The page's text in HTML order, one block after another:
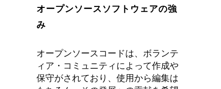
オープンソースソフトウェアの強
み
オープンソースコードは、ボランテ
ィア・コミュニティによって作成や
保守がされており、使用から編集は